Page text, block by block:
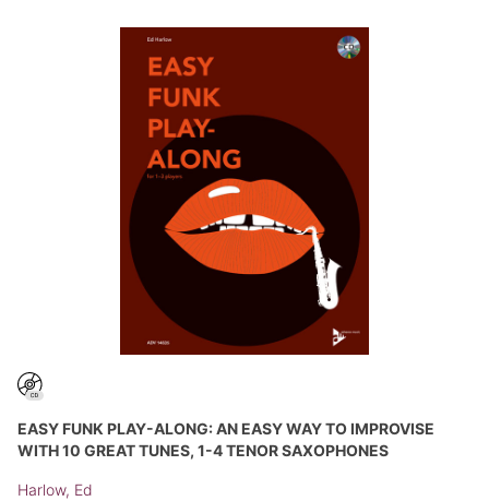
EASY FUNK PLAY-ALONG: AN EASY WAY TO IMPROVISE
WITH 10 GREAT TUNES, 1-4 TENOR SAXOPHONES
Harlow, Ed